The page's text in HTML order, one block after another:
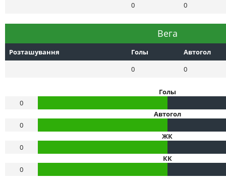
0
0
Вега
Розташування Голы
Автогол
0
0
Голы
0
Автогол
0
ЖК
0
КК
0